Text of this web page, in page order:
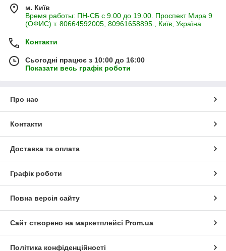
м. Київ
Время работы: ПН-СБ с 9.00 до 19.00. Проспект Мира 9
(ОФИС) т. 80664592005, 80961658895., Київ, Україна
Контакти
Сьогодні працює з 10:00 до 16:00
Показати весь графік роботи
Про нас
Контакти
Доставка та оплата
Графік роботи
Повна версія сайту
Сайт створено на маркетплейсі Prom.ua
Політика конфіденційності